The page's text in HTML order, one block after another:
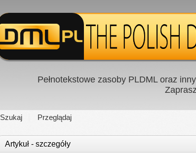
Pełnotekstowe zasoby PLDML oraz
Szukaj Przeglądaj
Artykuł - szczegóły